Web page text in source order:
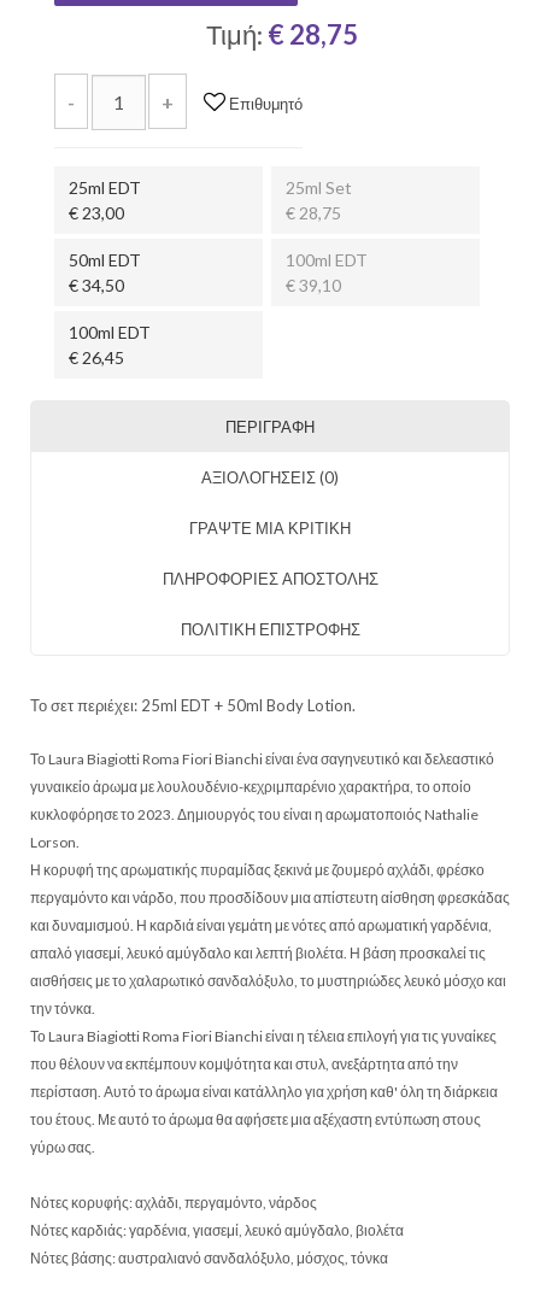
Τιμή: € 28,75
- + Επιθυμητό
25ml EDT
€ 23,00
25ml Set
€ 28,75
50ml EDT
€ 34,50
100ml EDT
€ 39,10
100ml EDT
€ 26,45
ΠΕΡΙΓΡΑΦΉ
ΑΞΙΟΛΟΓΉΣΕΙΣ (0)
ΓΡΑΨΤΕ ΜΙΑ ΚΡΙΤΙΚΗ
ΠΛΗΡΟΦΟΡΙΕΣ ΑΠΟΣΤΟΛΗΣ
ΠΟΛΙΤΙΚΗ ΕΠΙΣΤΡΟΦΗΣ
Το σετ περιέχει: 25ml EDT + 50ml Body Lotion.
Το Laura Biagiotti Roma Fiori Bianchi είναι ένα σαγηνευτικό και δελεαστικό
γυναικείο άρωμα με λουλουδένιο-κεχριμπαρένιο χαρακτήρα, το οποίο
κυκλοφόρησε το 2023. Δημιουργός του είναι η αρωματοποιός Nathalie
Lorson.
Η κορυφή της αρωματικής πυραμίδας ξεκινά με ζουμερό αχλάδι, φρέσκο
περγαμόντο και νάρδο, που προσδίδουν μια απίστευτη αίσθηση φρεσκάδας
και δυναμισμού. Η καρδιά είναι γεμάτη με νότες από αρωματική γαρδένια,
απαλό γιασεμί, λευκό αμύγδαλο και λεπτή βιολέτα. Η βάση προσκαλεί τις
αισθήσεις με το χαλαρωτικό σανδαλόξυλο, το μυστηριώδες λευκό μόσχο και
την τόνκα.
Το Laura Biagiotti Roma Fiori Bianchi είναι η τέλεια επιλογή για τις γυναίκες
που θέλουν να εκπέμπουν κομψότητα και στυλ, ανεξάρτητα από την
περίσταση. Αυτό το άρωμα είναι κατάλληλο για χρήση καθ' όλη τη διάρκεια
του έτους. Με αυτό το άρωμα θα αφήσετε μια αξέχαστη εντύπωση στους
γύρω σας.
Νότες κορυφής: αχλάδι, περγαμόντο, νάρδος
Νότες καρδιάς: γαρδένια, γιασεμί, λευκό αμύγδαλο, βιολέτα
Νότες βάσης: αυστραλιανό σανδαλόξυλο, μόσχος, τόνκα